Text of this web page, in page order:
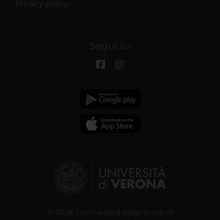
Privacy policy
Segui su
© 2026 | Università degli studi di